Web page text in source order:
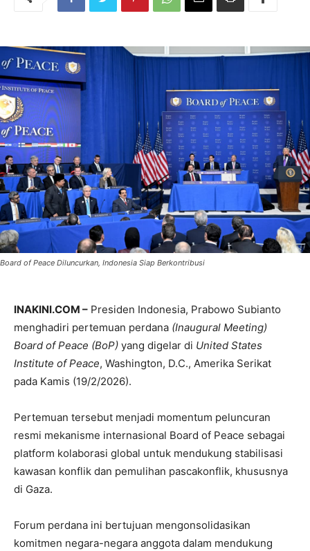
Board of Peace Diluncurkan, Indonesia Siap Berkontribusi
INAKINI.COM – Presiden Indonesia, Prabowo Subianto
menghadiri pertemuan perdana (Inaugural Meeting)
Board of Peace (BoP) yang digelar di United States
Institute of Peace, Washington, D.C., Amerika Serikat
pada Kamis (19/2/2026).
Pertemuan tersebut menjadi momentum peluncuran
resmi mekanisme internasional Board of Peace sebagai
platform kolaborasi global untuk mendukung stabilisasi
kawasan konflik dan pemulihan pascakonflik, khususnya
di Gaza.
Forum perdana ini bertujuan mengonsolidasikan
komitmen negara-negara anggota dalam mendukung